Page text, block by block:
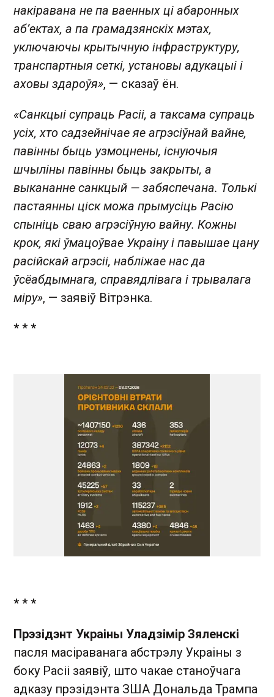
накіравана не па ваенных ці абаронных
аб’ектах, а па грамадзянскіх мэтах,
уключаючы крытычную інфраструктуру,
транспартныя сеткі, установы адукацыі і
аховы здароўя», — сказаў ён.
«Санкцыі супраць Расіі, а таксама супраць
усіх, хто садзейнічае яе агрэсіўнай вайне,
павінны быць узмоцнены, існуючыя
шчыліны павінны быць закрыты, а
выкананне санкцый — забяспечана. Толькі
пастаянны ціск можа прымусіць Расію
спыніць сваю агрэсіўную вайну. Кожны
крок, які ўмацоўвае Украіну і павышае цану
расійскай агрэсіі, набліжае нас да
ўсёабдымнага, справядлівага і трывалага
міру», — заявіў Вітрэнка.
* * *
* * *
Прэзідэнт Украіны Уладзімір Зяленскі
пасля масіраванага абстрэлу Украіны з
боку Расіі заявіў, што чакае станоўчага
адказу прэзідэнта ЗША Дональда Трампа